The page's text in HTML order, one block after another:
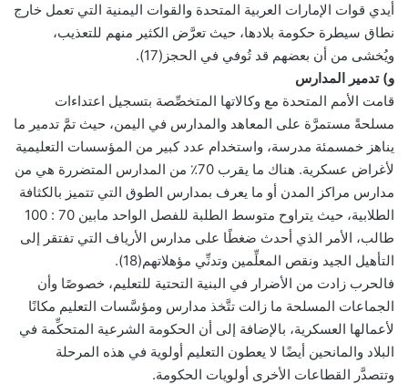
أيدي قوات الإمارات العربية المتحدة والقوات اليمنية التي تعمل خارج
نطاق سيطرة حكومة بلادها، حيث تعرَّض الكثير منهم للتعذيب،
ويُخشى من أن بعضهم قد تُوفي في الحجز(17).
و) تدمير المدارس
قامت الأمم المتحدة مع وكالاتها المتخصِّصة بتسجيل اعتداءات
مسلحةً مستمرَّة على المعاهد والمدارس في اليمن، حيث تمَّ تدمير ما
يناهز خمسمئة مدرسة، واستخدام عدد كبير من المؤسسات التعليمية
لأغراض عسكرية. هناك ما يقرب 70٪ من المدارس المتضررة هي من
مدارس مراكز المدن أو ما يعرف بمدارس الطوق التي تتميز بالكثافة
الطلابية، حيث يتراوح متوسط الطلبة للفصل الواحد مابين 70 : 100
طالب، الأمر الذي أحدث ضغطًا على مدارس الأرياف التي تفتقر إلى
التأهيل الجيد ونقص المعلِّمين وتدنِّي مؤهلاتهم(18).
فالحرب زادت من الأضرار في البنية التحتية للتعليم، خصوصًا وأن
الجماعات المسلحة ما زالت تتَّخذ مدارس ومؤسَّسات التعليم مكانًا
لأعمالها العسكرية، بالإضافة إلى أن الحكومة الشرعية المتحكِّمة في
البلاد والمانحين أيضًا لا يعطون التعليم أولوية في هذه المرحلة
وتتصدَّر القطاعات الأخرى أولويات الحكومة.